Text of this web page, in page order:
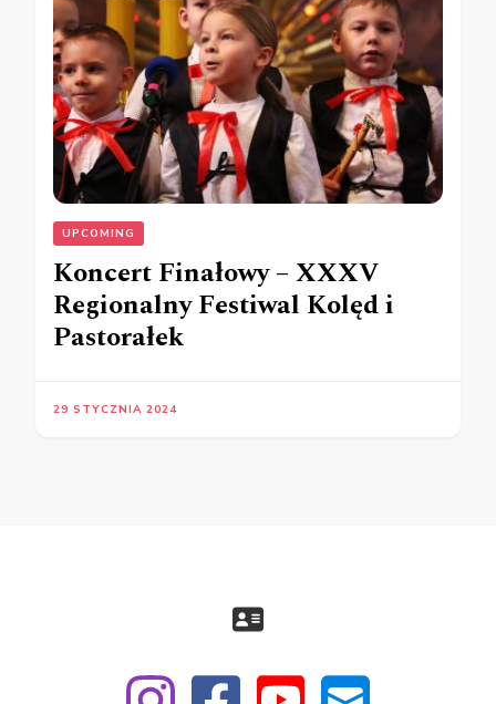
UPCOMING
Koncert Finałowy – XXXV
Regionalny Festiwal Kolęd i
Pastorałek
29 STYCZNIA 2024